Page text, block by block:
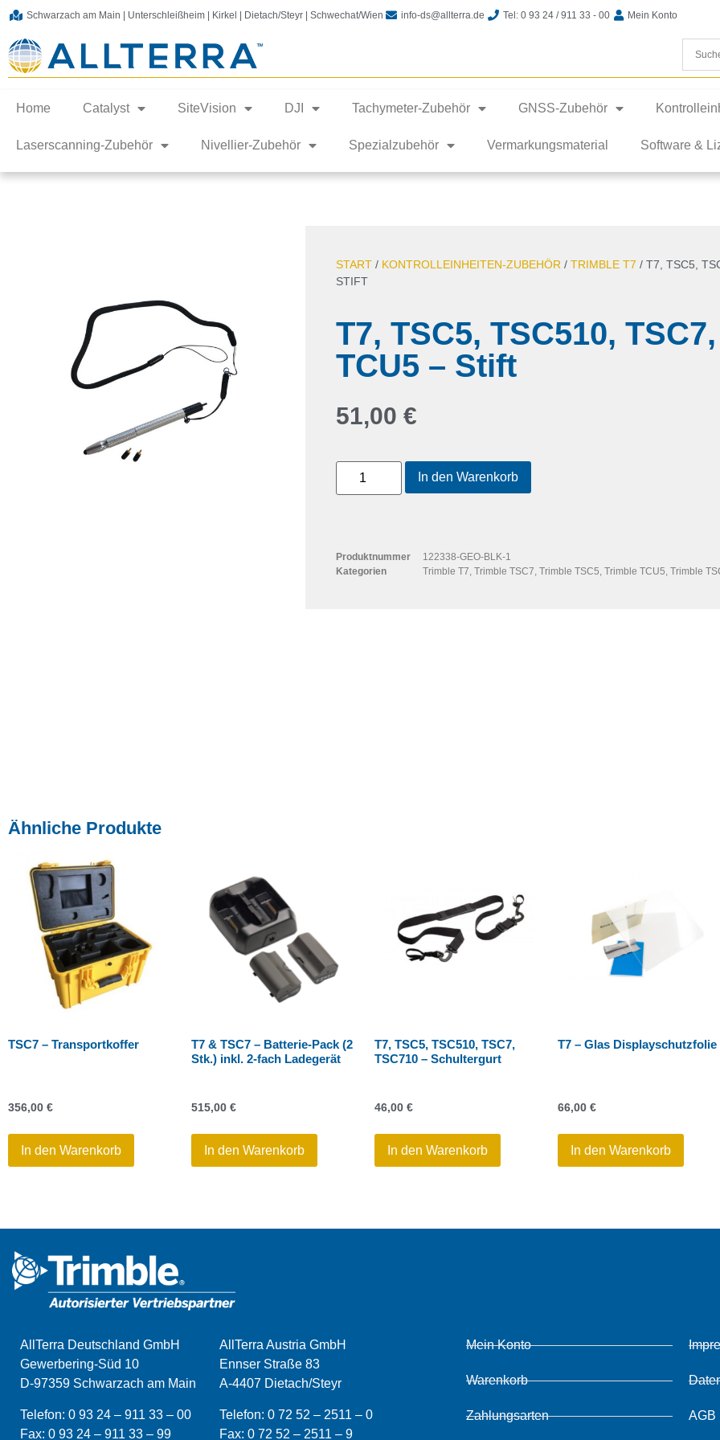
Schwarzach am Main | Unterschleißheim | Kirkel | Dietach/Steyr | Schwechat/Wien info-ds@allterra.de Tel: 0 93 24 / 911 33 - 00 Mein Konto
Home Catalyst SiteVision DJI Tachymeter-Zubehör GNSS-Zubehör
Laserscanning-Zubehör Nivellier-Zubehör Spezialzubehör Vermarkungsmaterial Software &
START/ KONTROLLEINHEITEN-ZUBEHÖR / TRIMBLE T7 / T7, TSC5,
STIFT
T7, TSC5, TSC510,
TCU5 – Stift
51,00 €
In den Warenkorb
Produktnummer
122338-GEO-BLK-1
Kategorien
Trimble T7, Trimble TSC7, Trimble TSC5, Trimble TCU5, Trimble
Ähnliche Produkte
TSC7 – Transportkoffer
356,00 €
In den Warenkorb
T7 & TSC7 – Batterie-Pack (2
Stk.) inkl. 2-fach Ladegerät
515,00 €
In den Warenkorb
T7, TSC5, TSC510, TSC7,
TSC710 – Schultergurt
46,00 €
In den Warenkorb
T7 – Glas Displayschutzfolie
66,00 €
In den Warenkorb
AllTerra Deutschland GmbH
Gewerbering-Süd 10
D-97359 Schwarzach am Main
Telefon: 0 93 24 – 911 33 – 00
Fax: 0 93 24 – 911 33 – 99
AllTerra Austria GmbH
Ennser Straße 83
A-4407 Dietach/Steyr
Telefon:0 72 52 – 2511 – 0
Fax:0 72 52 – 2511 – 9
Mein Konto
Warenkorb
Zahlungsarten AGB